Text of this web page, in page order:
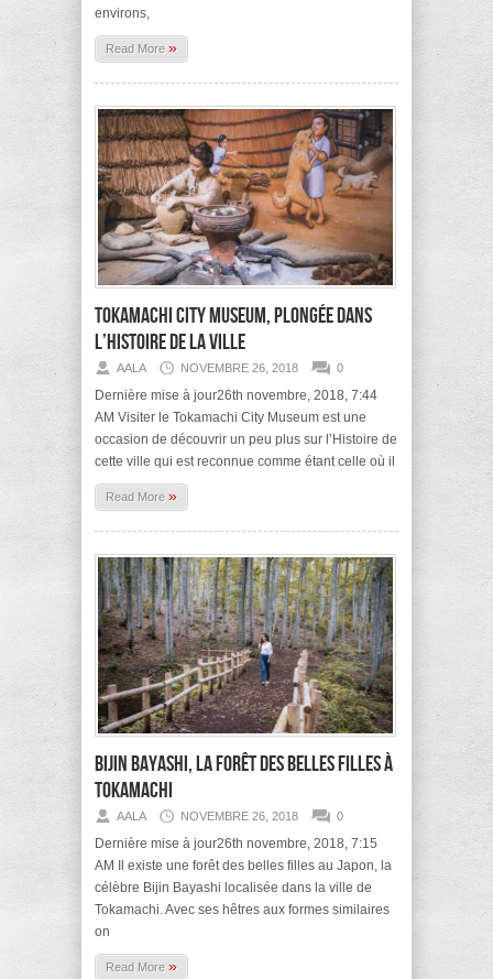
environs,
Read More »
Tokamachi City Museum, plongée dans
l’Histoire de la ville
AALA NOVEMBRE 26, 2018 0
Dernière mise à jour26th novembre, 2018, 7:44
AM Visiter le Tokamachi City Museum est une
occasion de découvrir un peu plus sur l’Histoire de
cette ville qui est reconnue comme étant celle où il
Read More »
Bijin Bayashi, la forêt des belles filles à
Tokamachi
AALA NOVEMBRE 26, 2018 0
Dernière mise à jour26th novembre, 2018, 7:15
AM Il existe une forêt des belles filles au Japon, la
célèbre Bijin Bayashi localisée dans la ville de
Tokamachi. Avec ses hêtres aux formes similaires
on
Read More »